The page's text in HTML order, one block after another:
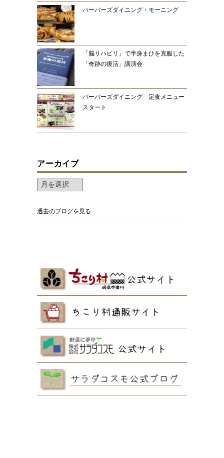
バーバーズダイニング・モーニング
「脳リハビリ」で半身まひを克服した
「奇跡の復活」講演会
バーバーズダイニング 定食メニュー
スタート
アーカイブ
過去のブログを見る